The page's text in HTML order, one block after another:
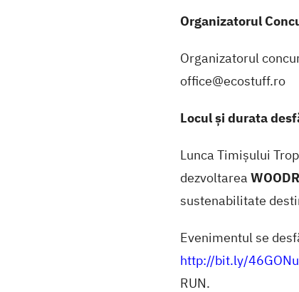
Organizatorul
Organizatorul
office@ecostuff.ro
Locul și durata
Lunca Timișului
dezvoltarea
sustenabilitate
Evenimentul se
http://bit.ly/
RUN.